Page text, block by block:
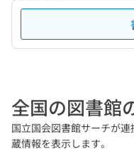
全国の図書館
国立国会図書館サーチが
蔵情報を表示します。